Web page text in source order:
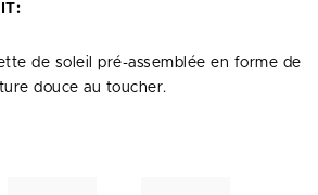
de soleil pré-assemblée en forme de
douce au toucher.